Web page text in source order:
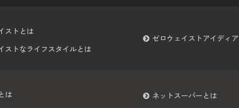
ストとは
ストなライフスタイルとは
ゼロウェイストアイディア
は
ネットスーパーとは